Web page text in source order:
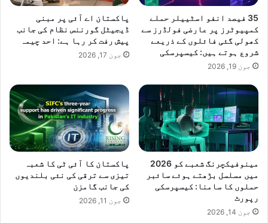
35 فیصد انفو اسٹییلر حملے
کمپیوٹرز پر عارضی فولڈرز سے
کھولی گئی فائلوں کے ذریعے
شروع ہوتے ہیں: کیسپرسکی
جون 19, 2026
پاکستان اے آئی پر مبنی
ڈیجیٹل گورننس نظام کی جانب
پیش رفت کر رہا ہے: احد چیمہ
جون 17, 2026
مینوفیکچرنگ شعبے کو 2026
میں مسلسل بڑھتے ہوئے سائبر
حملوں کا سامنا: کیسپرسکی
رپورٹ
جون 14, 2026
پاکستان کا آئی ٹی کا شعبہ
تیزی سے ترقی کی نئی بلندیوں
کی جانب گامزن
جون 11, 2026